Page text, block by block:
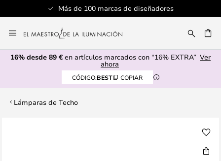
Más de 100 marcas de diseñadores
al
contenido
16% desde 89 € en artículos marcados con “16% EXTRA” Ver
ahora
CÓDIGO:BEST COPIAR
Lámparas de Techo